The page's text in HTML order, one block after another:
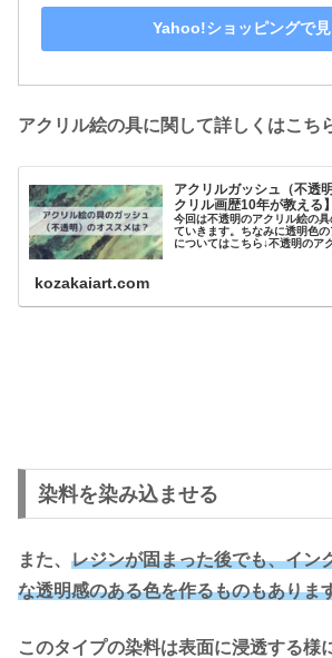
Yahoo!ショッピングで
アクリル絵の具に関して詳しくはこち
アクリルガッシュ（不透
クリル画歴10年が教える】
今回は不透明のアクリル絵の
ていきます。ちなみに透明色
についてはこちら↓不透明のア
kozakaiart.com
染料を染み込ませる
また、 レジンが固まった後でも、イン
な透明感のある色を作るものもありま
このタイプの染料は表面に浸透する様